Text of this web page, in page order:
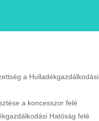
a Hulladékgazdálkodási
a koncesszor felé
Hatóság felé